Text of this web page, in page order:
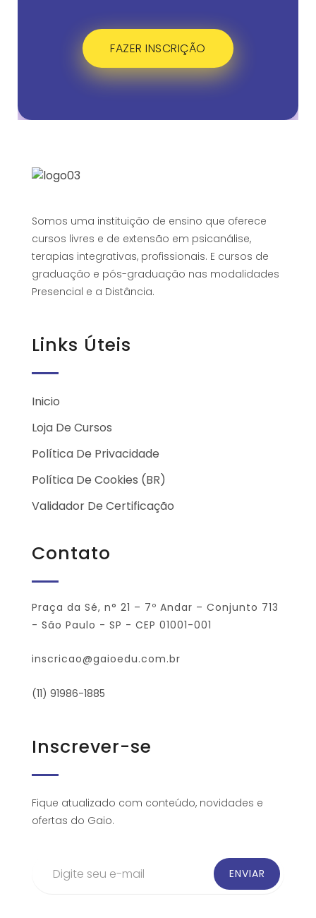
FAZER INSCRIÇÃO
Somos uma instituição de ensino que oferece
cursos livres e de extensão em psicanálise,
terapias integrativas, profissionais. E cursos de
graduação e pós-graduação nas modalidades
Presencial e a Distância.
Links Úteis
Inicio
Loja De Cursos
Política De Privacidade
Política De Cookies (BR)
Validador De Certificação
Contato
Praça da Sé, n° 21 – 7º Andar – Conjunto 713
- São Paulo - SP - CEP 01001-001
inscricao@gaioedu.com.br
(11) 91986-1885
Inscrever-se
Fique atualizado com conteúdo, novidades e
ofertas do Gaio.